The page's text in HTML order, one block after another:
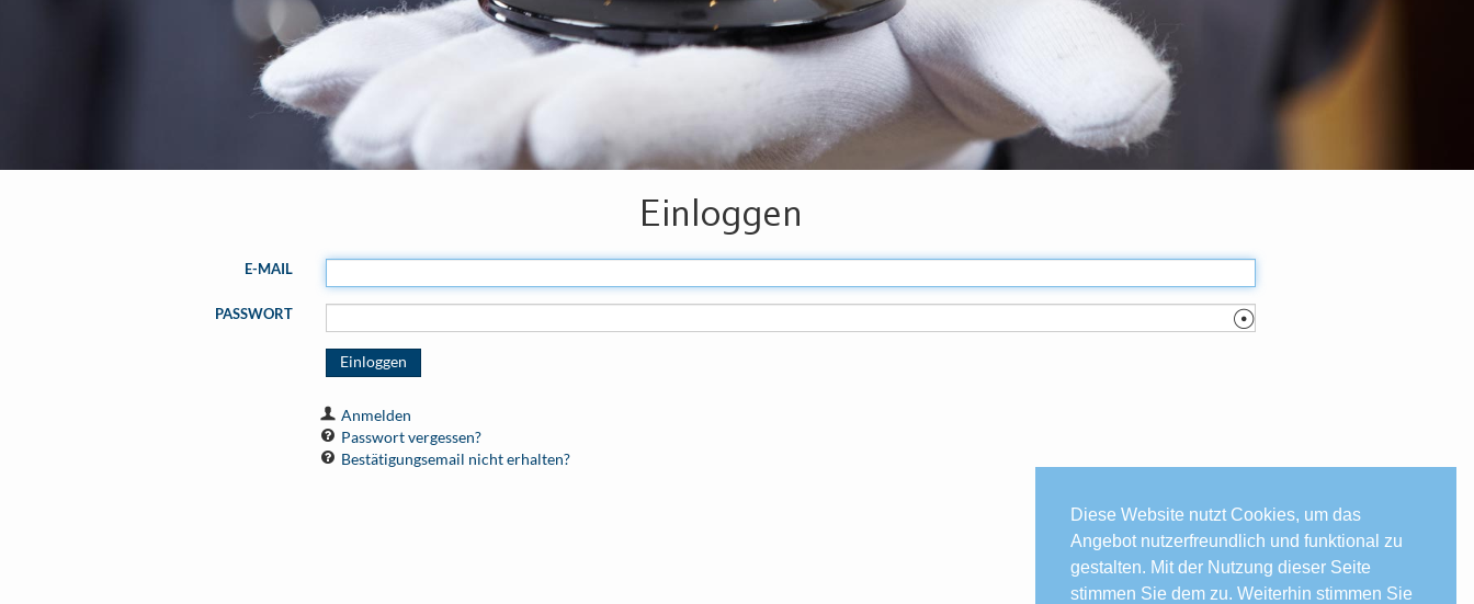
Diese Website nutzt Cookies, um das
Angebot nutzerfreundlich und funktional zu
gestalten. Mit der Nutzung dieser Seite
stimmen Sie dem zu. Weiterhin stimmen Sie
Einloggen
E-MAIL
PASSWORT ☉
Anmelden
Passwort vergessen?
Bestätigungsemail nicht erhalten?